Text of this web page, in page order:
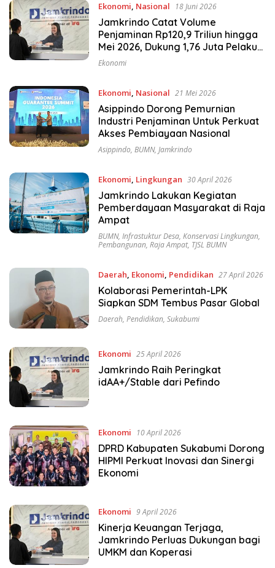
Ekonomi, Nasional 18 Juni 2026
Jamkrindo Catat Volume
Penjaminan Rp120,9 Triliun hingga
Mei 2026, Dukung 1,76 Juta Pelaku
Usaha
Ekonomi
Ekonomi, Nasional 21 Mei 2026
Asippindo Dorong Pemurnian
Industri Penjaminan Untuk Perkuat
Akses Pembiayaan Nasional
Asippindo, BUMN, Jamkrindo
Ekonomi, Lingkungan 30 April 2026
Jamkrindo Lakukan Kegiatan
Pemberdayaan Masyarakat di Raja
Ampat
BUMN, Infrastuktur Desa, Konservasi Lingkungan,
Pembangunan, Raja Ampat, TJSL BUMN
Daerah, Ekonomi, Pendidikan 27 April 2026
Kolaborasi Pemerintah-LPK
Siapkan SDM Tembus Pasar Global
Daerah, Pendidikan, Sukabumi
Ekonomi 25 April 2026
Jamkrindo Raih Peringkat
idAA+/Stable dari Pefindo
Ekonomi 10 April 2026
DPRD Kabupaten Sukabumi Dorong
HIPMI Perkuat Inovasi dan Sinergi
Ekonomi
Ekonomi 9 April 2026
Kinerja Keuangan Terjaga,
Jamkrindo Perluas Dukungan bagi
UMKM dan Koperasi